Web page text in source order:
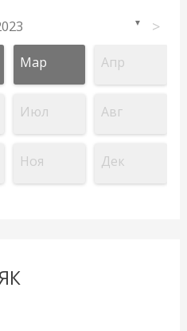
▼ >
Мар Апр
Июл Авг
Ноя Дек